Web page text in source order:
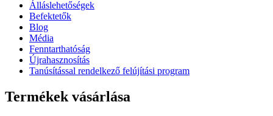
Álláslehetőségek
Befektetők
Blog
Média
Fenntarthatóság
Újrahasznosítás
Tanúsítással rendelkező felújítási program
Termékek vásárlása